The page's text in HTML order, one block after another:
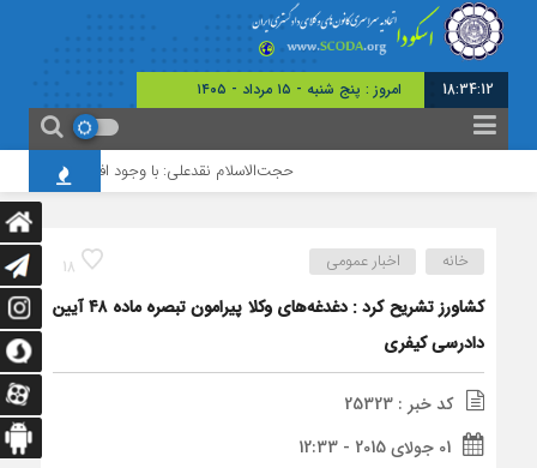
18:34:13 امروز : پنج شنبه - ۱۵ مرداد - ۱۴۰۵
حجت‌الاسلام نقدعلی: با وجود افزایش چشمگیر
18 خانه اخبار عمومی
کشاورز تشریح کرد : دغدغه‌های وکلا پیرامون تبصره ماده ۴۸ آیین
دادرسی کیفری
کد خبر : 25323
01 جولای 2015 - 12:33